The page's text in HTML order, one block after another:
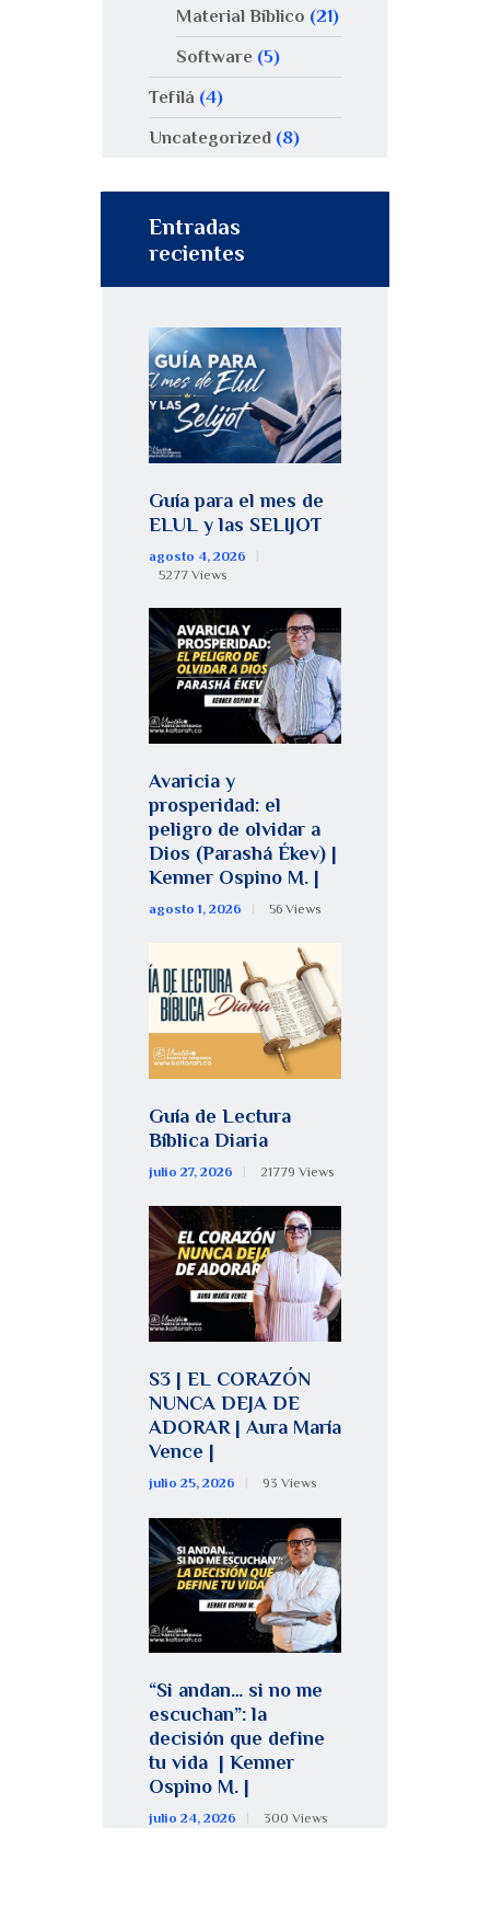
Material Bíblico (21)
Software(5)
Tefilá (4)
Uncategorized (8)
Entradas
recientes
Guía para el mes de
ELUL y las SELIJOT
agosto 4, 2026
5277 Views
Avaricia y
prosperidad: el
peligro de olvidar a
Dios (Parashá Ékev) |
Kenner Ospino M. |
agosto 1, 2026 56 Views
Guía de Lectura
Bíblica Diaria
julio 27, 2026 21779 Views
S3 | EL CORAZÓN
NUNCA DEJA DE
ADORAR | Aura María
Vence |
julio 25, 2026 93 Views
“Si andan… si no me
escuchan”: la
decisión que define
tu vida | Kenner
Ospino M. |
julio 24, 2026 300 Views